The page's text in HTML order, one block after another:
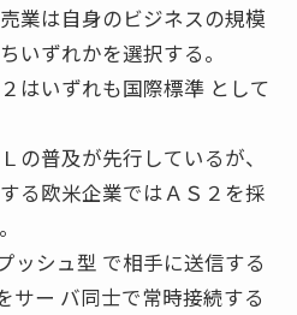
業は自身のビジネスの規模
いずれかを選択する。
はいずれも国際標準 として
の普及が先行しているが、
る欧米企業ではＡＳ２を採
ッシュ型 で相手に送信する
サー バ同士で常時接続する